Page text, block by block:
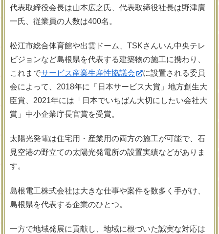
代表取締役会長は山本広之氏、代表取締役社長は野津廣
一氏、従業員の人数は400名。
松江市総合体育館や出雲ドーム、TSKさんいん中央テレ
ビジョンなど島根県を代表する建築物の施工に携わり、
これまでサービス産業生産性協議会
に設置される委員
会によって、2018年に「日本サービス大賞」地方創生大
臣賞、2021年には「日本でいちばん大切にしたい会社大
賞」中小企業庁長官賞を受賞。
太陽光発電は住宅用・産業用の両方の施工が可能で、石
見空港の野立ての太陽光発電所の設置実績などがありま
す。
島根電工株式会社は大きな仕事や案件を数多く手がけ、
島根県を代表する企業のひとつ。
一方で地域発展に貢献し、地域に根づいた誠実な対応は